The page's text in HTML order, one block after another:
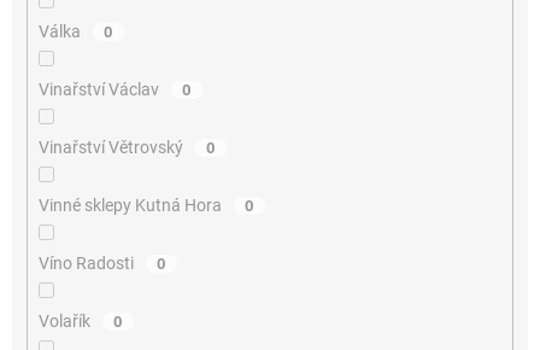
Válka 0
Vinařství Václav 0
Vinařství Větrovský 0
Vinné sklepy Kutná Hora 0
Víno Radosti 0
Volařík 0